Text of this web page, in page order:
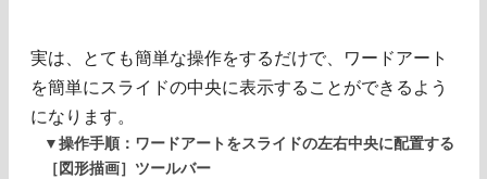
実は、とても簡単な操作をするだけで、ワードアート
を簡単にスライドの中央に表示することができるよう
になります。
▼操作手順：ワードアートをスライドの左右中央に配置する
［図形描画］ツールバー